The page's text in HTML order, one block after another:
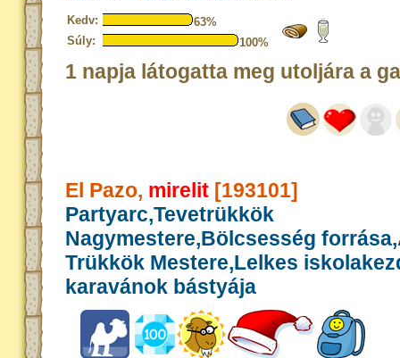
Kedv:
63%
Súly:
100%
1 napja látogatta meg utoljára a
El Pazo, mirelit [193101]
Partyarc,Tevetrükkök
Nagymestere,Bölcsesség
Trükkök Mestere,Lelkes
karavánok bástyája